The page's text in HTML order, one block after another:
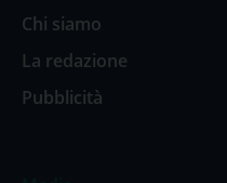
Chi siamo
La redazione
Pubblicità